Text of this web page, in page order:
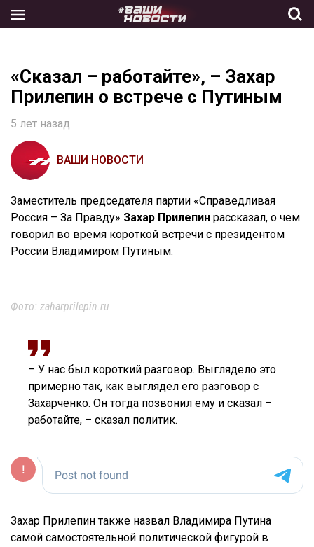
the
«Сказал – работайте», – Захар
Прилепин о встрече с Путиным
5 лет назад
ВАШИ НОВОСТИ
Заместитель председателя партии «Справедливая
Россия – За Правду» Захар Прилепин рассказал, о чем
говорил во время короткой встречи с президентом
России Владимиром Путиным.
Фото: zaharprilepin.ru
– У нас был короткий разговор. Выглядело это
примерно так, как выглядел его разговор с
Захарченко. Он тогда позвонил ему и сказал –
работайте, – сказал политик.
Захар Прилепин также назвал Владимира Путина
самой самостоятельной политической фигурой в